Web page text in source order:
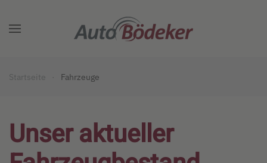
Zum Hauptinhalt springen
Startseite Fahrzeuge
Unser aktueller